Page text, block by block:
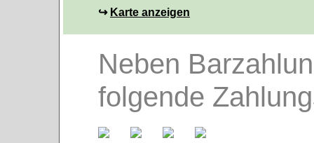
↪ Karte anzeigen
Neben
folgende